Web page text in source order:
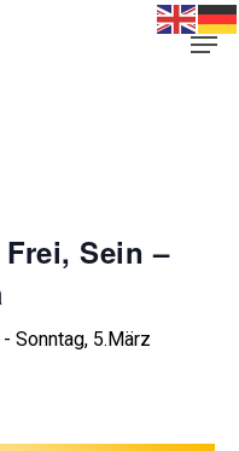
Sein –
- Sonntag, 5.März